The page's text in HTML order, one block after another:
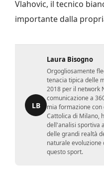
Vlahovic, il tecnico
importante dalla
LB
Laura Bisogno
Orgogliosamente
tenacia tipica delle
2018 per il network
comunicazione a
mia formazione con
Cattolica di Milano,
dell'analisi sportiva
delle grandi realtà
naturale
questo sport.